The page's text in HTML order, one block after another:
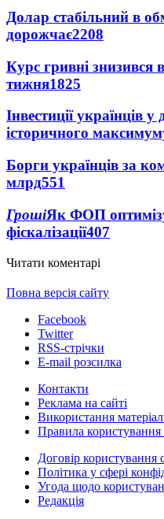
Долар стабільний в
дорожчає2208
Курс гривні знизився
тижня1825
Інвестиції українців у
історичного
Борги українців за
млрд551
ГрошіЯк ФОП
фіскалізації407
Читати коментарі
Повна версія сайту
Facebook
Twitter
RSS-стрічки
E-mail розсилка
Контакти
Реклама на сайті
Використання
Правила користування
Договір користування
Політика у сфері
Угода щодо
Редакція